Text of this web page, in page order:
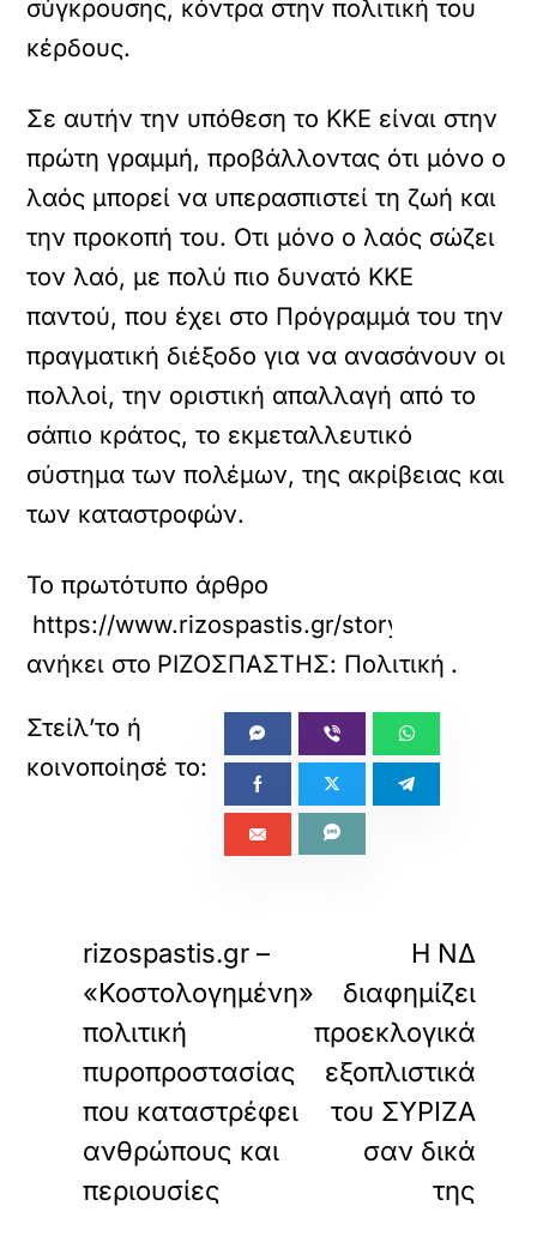
σύγκρουσης, κόντρα στην πολιτική του
κέρδους.
Σε αυτήν την υπόθεση το ΚΚΕ είναι στην
πρώτη γραμμή, προβάλλοντας ότι μόνο ο
λαός μπορεί να υπερασπιστεί τη ζωή και
την προκοπή του. Οτι μόνο ο λαός σώζει
τον λαό, με πολύ πιο δυνατό ΚΚΕ
παντού, που έχει στο Πρόγραμμά του την
πραγματική διέξοδο για να ανασάνουν οι
πολλοί, την οριστική απαλλαγή από το
σάπιο κράτος, το εκμεταλλευτικό
σύστημα των πολέμων, της ακρίβειας και
των καταστροφών.
Το πρωτότυπο άρθρο
https://www.rizospastis.gr/
ανήκει στο ΡΙΖΟΣΠΑΣΤΗΣ: Πολιτική .
rizospastis.gr –
«Κοστολογημένη»
πολιτική
πυροπροστασίας
που καταστρέφει
ανθρώπους και
περιουσίες
Η ΝΔ
διαφημίζει
προεκλογικά
εξοπλιστικά
του ΣΥΡΙΖΑ
σαν δικά
της